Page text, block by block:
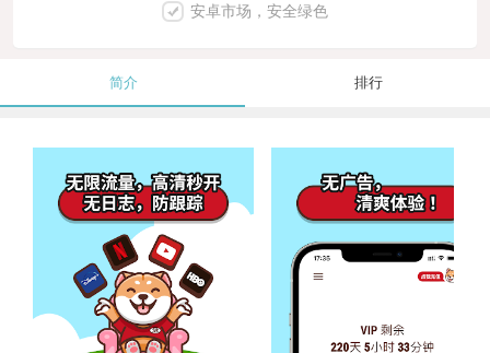
安卓市场，安全绿色
简介 排行